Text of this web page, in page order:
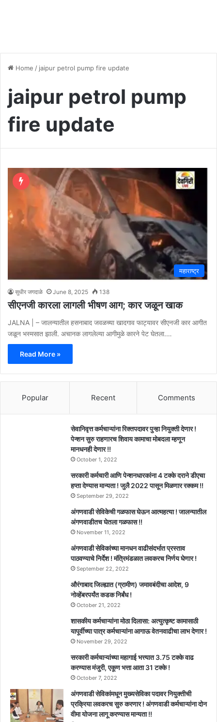
Home / jaipur petrol pump fire update
jaipur petrol pump
fire update
महाराष्ट्र
सुधीर जगदाळे June 8, 2025 138
सीएनजी कारला लागली भीषण आग; कार जळून खाक
JALNA | – जालन्यातील हसनाबाद जवळच्या खादगाव फाट्यावर सीएनजी कार आगीत
जळून भस्मसात झाली. अचानक लागलेल्या आगीमुळे कारने पेट घेतला.…
Read More »
Popular Recent Comments
सेवानिवृत्त कर्मचाऱ्यांना रिक्तपदावर पुन्हा नियुक्ती देणार !
पेन्शन सुरु राहणारच शिवाय कामाचा मोबदला म्हणून
मानधनही देणार !!
October 1, 2022
सरकारी कर्मचारी आणि पेन्शनधारकांना 4 टक्के दराने डीएचा
हप्ता देण्यास मान्यता ! जुलै 2022 पासून मिळणार रक्कम !!
September 29, 2022
अंगणवाडी सेविकेची गळफास घेऊन आत्महत्या ! जालन्यातील
अंगणवाडीतच घेतला गळफास !!
November 11, 2022
अंगणवाडी सेविकांच्या मानधन वाढीसंदर्भात प्रस्ताव
पाठवण्याचे निर्देश ! मंत्रिमंडळात लवकरच निर्णय घेणार !
September 22, 2022
औरंगाबाद जिल्ह्यात (ग्रामीण) जमावबंदीचा आदेश, 9
नोव्हेंबरपर्यंत कडक निर्बंध !
October 21, 2022
शासकीय कर्मचाऱ्यांना मोठा दिलासा: अत्युत्कृष्ट कामासाठी
यापूर्वीच्या पात्र कर्मचाऱ्यांना आगाऊ वेतनवाढीचा लाभ देणार !
November 29, 2022
सरकारी कर्मचाऱ्यांच्या महागाई भत्त्यात 3.75 टक्के वाढ
करण्यास मंजुरी, एकूण भत्ता आता 31 टक्के !
October 7, 2022
अंगणवाडी सेविकांमधून मुख्यसेविका पदावर नियुक्तीची
प्रक्रिया लवकरच सुरु करणार ! अंगणवाडी कर्मचाऱ्यांना दोन
वीमा योजना लागू करण्यास मान्यता !!